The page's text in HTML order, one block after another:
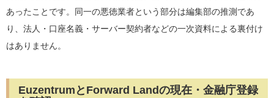
あったことです。同一の悪徳業者という部分は編集部の推測であ
り、法人・口座名義・サーバー契約者などの一次資料による裏付け
はありません。
EuzentrumとForward Landの現在・金融庁登録